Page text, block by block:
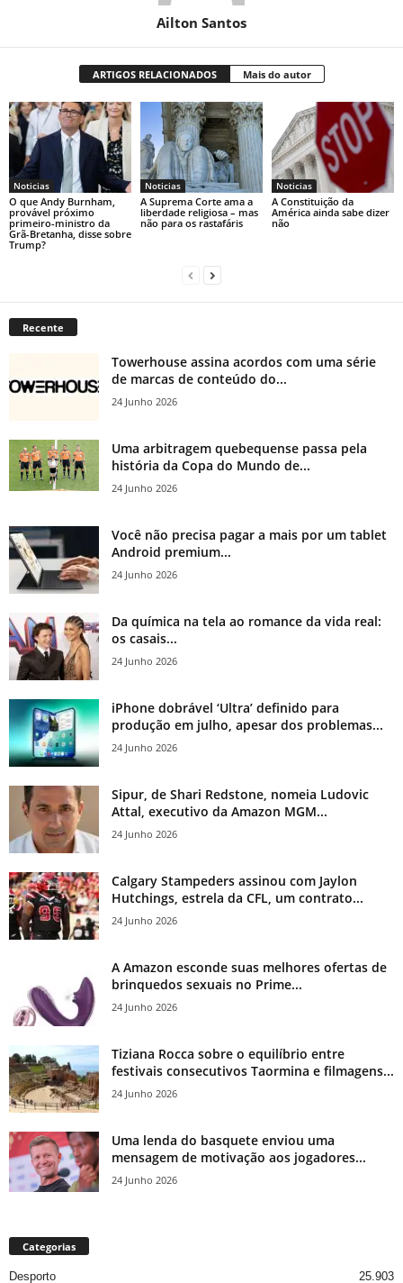
Ailton Santos
ARTIGOS RELACIONADOS Mais do autor
Noticias
O que Andy Burnham,
provável próximo
primeiro-ministro da
Grã-Bretanha, disse sobre
Trump?
Noticias
A Suprema Corte ama a
liberdade religiosa – mas
não para os rastafáris
Noticias
A Constituição da
América ainda sabe dizer
não
Recente
Towerhouse assina acordos com uma série
de marcas de conteúdo do...
24 Junho 2026
Uma arbitragem quebequense passa pela
história da Copa do Mundo de...
24 Junho 2026
Você não precisa pagar a mais por um tablet
Android premium...
24 Junho 2026
Da química na tela ao romance da vida real:
os casais...
24 Junho 2026
iPhone dobrável ‘Ultra’ definido para
produção em julho, apesar dos problemas...
24 Junho 2026
Sipur, de Shari Redstone, nomeia Ludovic
Attal, executivo da Amazon MGM...
24 Junho 2026
Calgary Stampeders assinou com Jaylon
Hutchings, estrela da CFL, um contrato...
24 Junho 2026
A Amazon esconde suas melhores ofertas de
brinquedos sexuais no Prime...
24 Junho 2026
Tiziana Rocca sobre o equilíbrio entre
festivais consecutivos Taormina e filmagens...
24 Junho 2026
Uma lenda do basquete enviou uma
mensagem de motivação aos jogadores...
24 Junho 2026
Categorias
Desporto 25.903